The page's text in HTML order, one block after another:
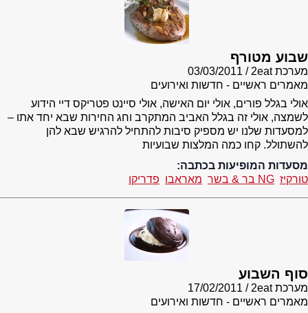
שבוע מטורף
מערכת 2eat
03/03/2011
מאמרים ראשיים - חדשות ואירועים
אולי בגלל פורים, אולי יום האישה, אולי סיינט פטריקס דיי הידוע
לשמצה, אולי זה בגלל האביב המתקרב וחג החירות שבא יחד אתו –
למסעדות שלנו יש מספיק סיבות להתחיל להרגיש שבא להן
להשתולל. קחו כמה המלצות שבועיות
מסעדות המופיעות בכתבה:
טורקיז NG בר & בשר מאראבו פדריקו
סוף השבוע
מערכת 2eat
17/02/2011
מאמרים ראשיים - חדשות ואירועים